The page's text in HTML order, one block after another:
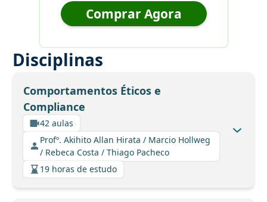
Comprar Agora
Disciplinas
Comportamentos Éticos e
Compliance
42 aulas
Profº. Akihito Allan Hirata / Marcio Hollweg
/ Rebeca Costa / Thiago Pacheco
19 horas de estudo